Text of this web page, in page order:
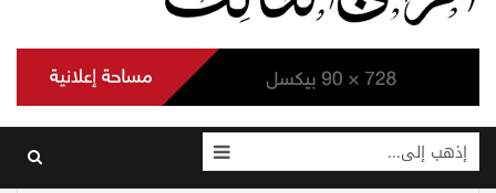
إذهب إلى...